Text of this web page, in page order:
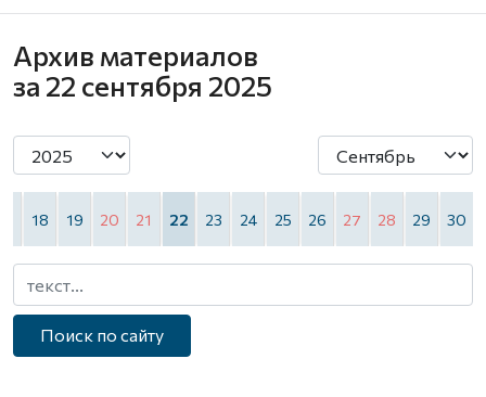
Архив материалов
за 22 сентября 2025
18 19 20 21 22 23 24 25 26 27 28 29 30
Поиск по сайту